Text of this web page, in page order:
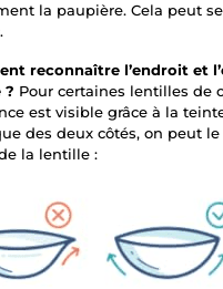
la paupière. Cela peut
reconnaître l’endroit et
? Pour certaines lentilles de
est visible grâce à la
des deux côtés, on peut
la lentille :